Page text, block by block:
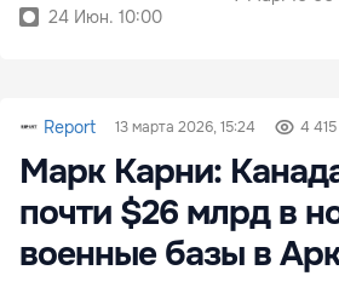
24 Июн. 10:00
Report 13 марта 2026, 15:24 4 415
Марк Карни:
почти $26 млрд в
военные базы в